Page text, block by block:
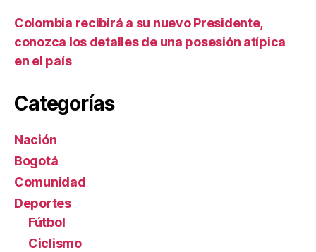
Colombia recibirá a su nuevo Presidente,
conozca los detalles de una posesión atípica
en el país
Categorías
Nación
Bogotá
Comunidad
Deportes
Fútbol
Ciclismo